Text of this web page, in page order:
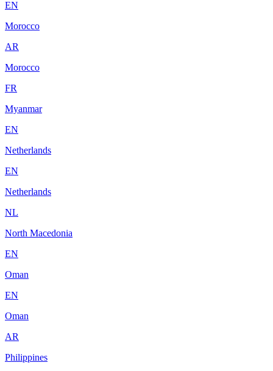
EN
Morocco
AR
Morocco
FR
Myanmar
EN
Netherlands
EN
Netherlands
NL
North Macedonia
EN
Oman
EN
Oman
AR
Philippines